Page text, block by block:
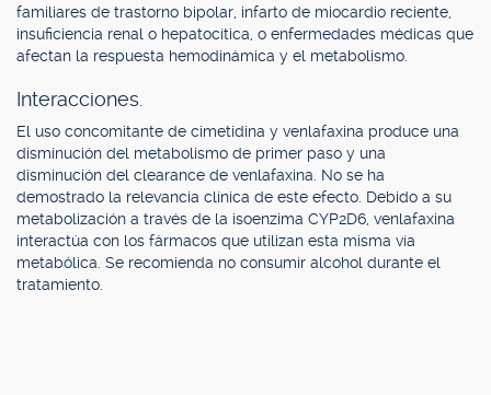
familiares de trastorno bipolar, infarto de miocardio reciente,
insuficiencia renal o hepatocítica, o enfermedades médicas que
afectan la respuesta hemodinámica y el metabolismo.
Interacciones.
El uso concomitante de cimetidina y venlafaxina produce una
disminución del metabolismo de primer paso y una
disminución del clearance de venlafaxina. No se ha
demostrado la relevancia clínica de este efecto. Debido a su
metabolización a través de la isoenzima CYP2D6, venlafaxina
interactúa con los fármacos que utilizan esta misma vía
metabólica. Se recomienda no consumir alcohol durante el
tratamiento.